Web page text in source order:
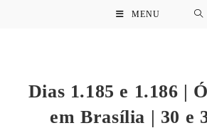
MENU
Dias 1.185 e 1.186 |
em Brasília | 30 e